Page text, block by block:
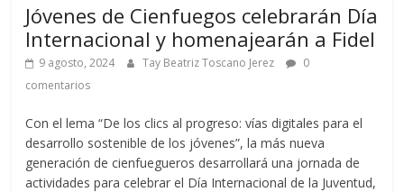
Jóvenes de Cienfuegos celebrarán Día
Internacional y homenajearán a Fidel
9 agosto, 2024 Tay Beatriz Toscano Jerez
0
comentarios
Con el lema “De los clics al progreso: vías digitales para el
desarrollo sostenible de los jóvenes”, la más nueva
generación de cienfuegueros desarrollará una jornada de
actividades para celebrar el Día Internacional de la Juventud,